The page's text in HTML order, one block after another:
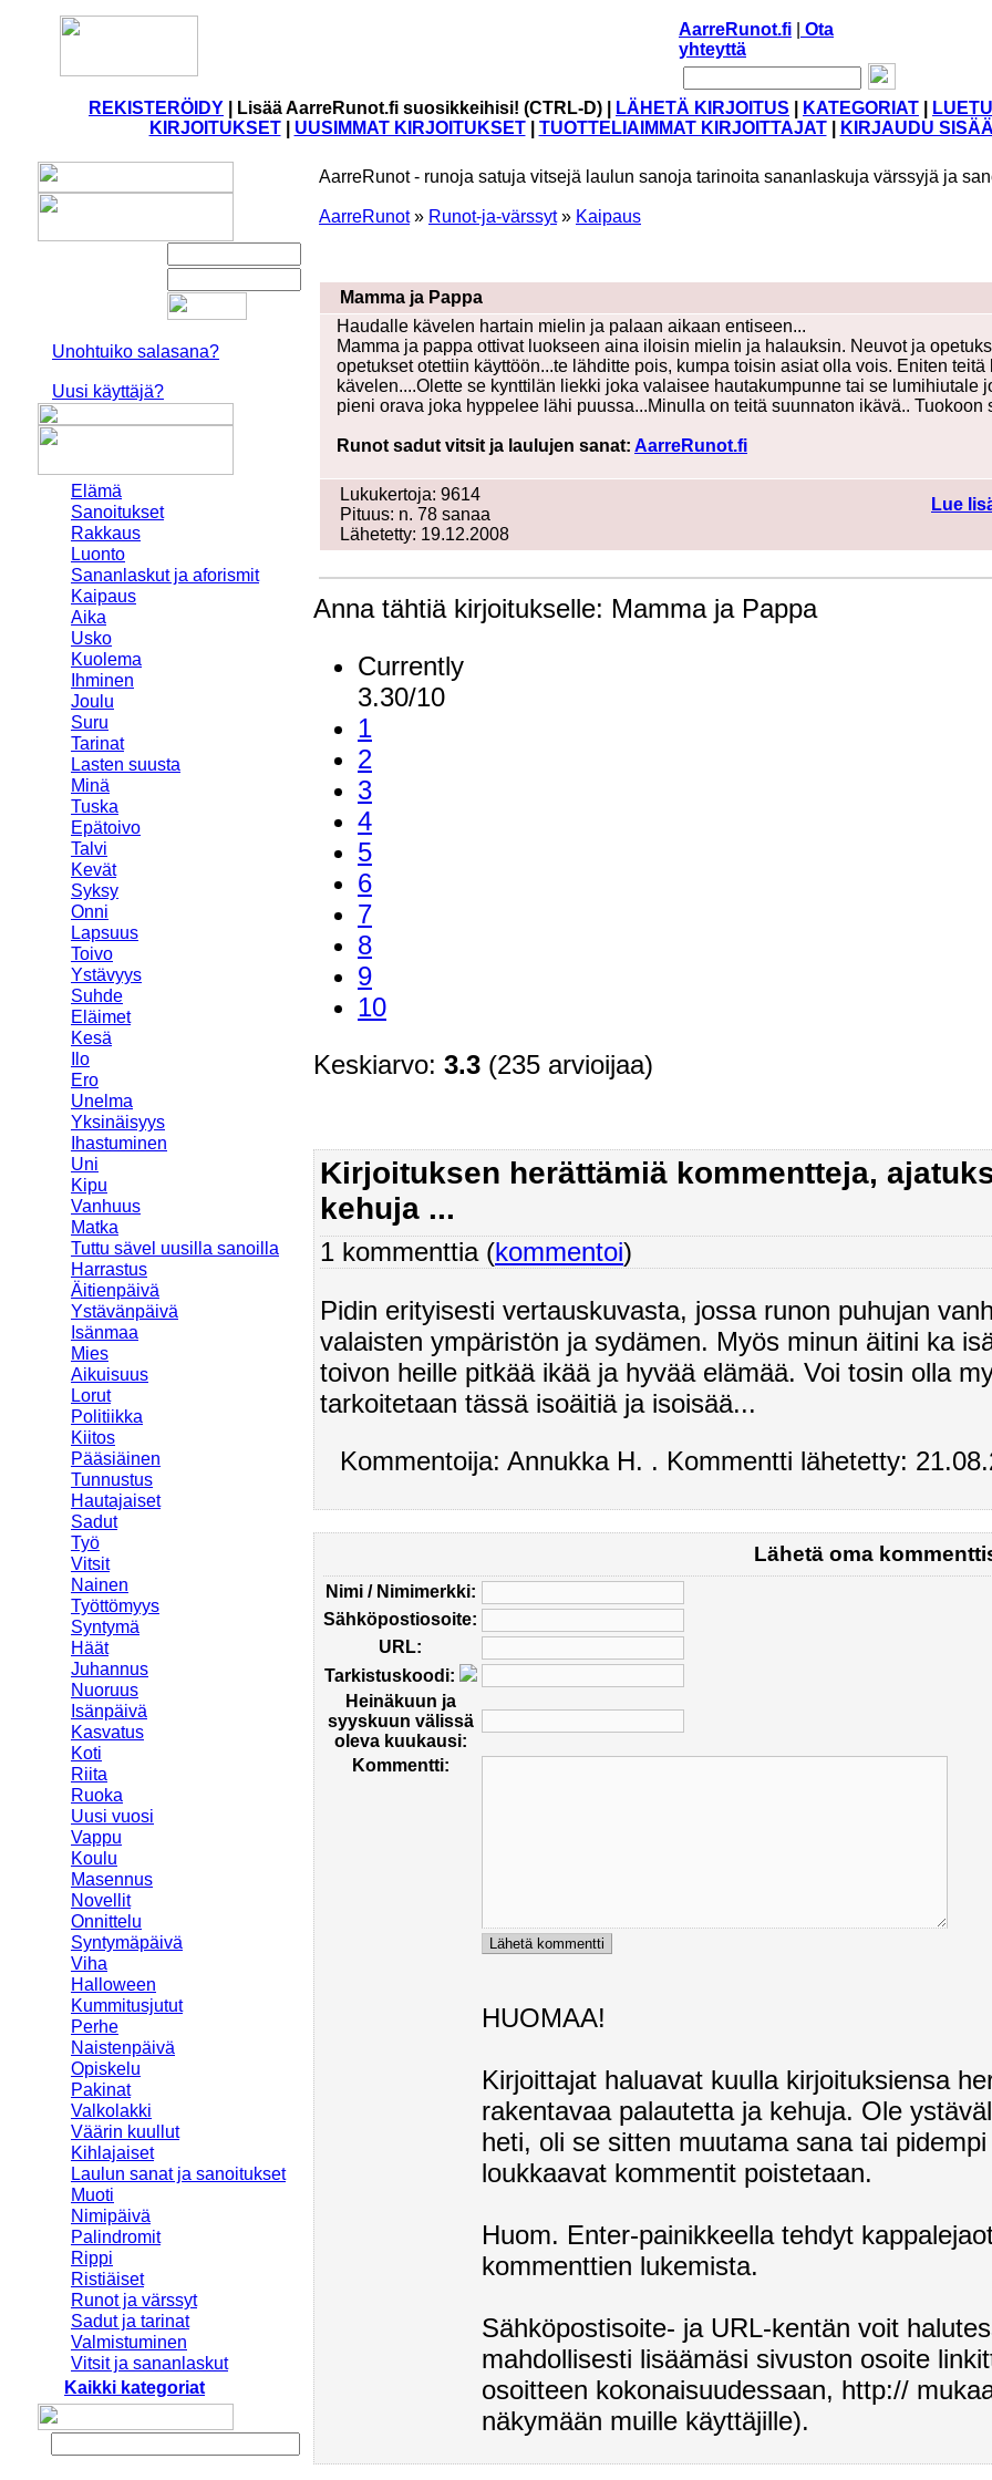
AarreRunot.fi
Ota
yhteyttä
REKISTERÖIDY Lisää AarreRunot.fi suosikkeihisi! (CTRL-D) | LÄHETÄ KIRJOITUS KATEGORIAT
KIRJOITUKSET| UUSIMMAT KIRJOITUKSET| TUOTTELIAIMMAT KIRJOITTAJAT| KIRJAUDU
Unohtuiko salasana?
Uusi käyttäjä?
Elämä
Sanoitukset
Rakkaus
Luonto
Sananlaskut ja aforismit
Kaipaus
Aika
Usko
Kuolema
Ihminen
Joulu
Suru
Tarinat
Lasten suusta
Minä
Tuska
Epätoivo
Talvi
Kevät
Syksy
Onni
Lapsuus
Toivo
Ystävyys
Suhde
Eläimet
Kesä
Ilo
Ero
Unelma
Yksinäisyys
Ihastuminen
Uni
Kipu
Vanhuus
Matka
Tuttu sävel uusilla sanoilla
Harrastus
Äitienpäivä
Ystävänpäivä
Isänmaa
Mies
Aikuisuus
Lorut
Politiikka
Kiitos
Pääsiäinen
Tunnustus
Hautajaiset
Sadut
Työ
Vitsit
Nainen
Työttömyys
Syntymä
Häät
Juhannus
Nuoruus
Isänpäivä
Kasvatus
Koti
Riita
Ruoka
Uusi vuosi
Vappu
Koulu
Masennus
Novellit
Onnittelu
Syntymäpäivä
Viha
Halloween
Kummitusjutut
Perhe
Naistenpäivä
Opiskelu
Pakinat
Valkolakki
Väärin kuullut
Kihlajaiset
Laulun sanat ja sanoitukset
Muoti
Nimipäivä
Palindromit
Rippi
Ristiäiset
Runot ja värssyt
Sadut ja tarinat
Valmistuminen
Vitsit ja sananlaskut
Kaikki kategoriat
AarreRunot - runoja satuja vitsejä laulun sanoja tarinoita sananlaskuja värssyjä ja
AarreRunot» Runot-ja-värssyt» Kaipaus
Mamma ja Pappa
Haudalle kävelen hartain mielin ja palaan aikaan entiseen...
Mamma ja pappa ottivat luokseen aina iloisin mielin ja halauksin. Neuvot ja
opetukset otettiin käyttöön...te lähditte pois, kumpa toisin asiat olla vois. Eniten
kävelen....Olette se kynttilän liekki joka valaisee hautakumpunne tai se
pieni orava joka hyppelee lähi puussa...Minulla on teitä suunnaton ikävä..
Runot sadut vitsit ja laulujen sanat: AarreRunot.fi
Lukukertoja: 9614
Pituus: n. 78 sanaa
Lähetetty: 19.12.2008
Lue
Anna tähtiä kirjoitukselle: Mamma ja Pappa
Currently
3.30/10
1
2
3
4
5
6
7
8
9
10
Keskiarvo: 3.3 (235 arvioijaa)
Kirjoituksen herättämiä kommentteja,
kehuja ...
1 kommenttia (kommentoi)
Pidin erityisesti vertauskuvasta, jossa runon puhujan
valaisten ympäristön ja sydämen. Myös minun äitini ka
toivon heille pitkää ikää ja hyvää elämää. Voi tosin olla
tarkoitetaan tässä isoäitiä ja isoisää...
Kommentoija: Annukka H. . Kommentti lähetetty:
Lähetä oma
Nimi / Nimimerkki:
Sähköpostiosoite:
URL:
Tarkistuskoodi:
Heinäkuun ja
syyskuun välissä
oleva kuukausi:
Kommentti:
HUOMAA!
Kirjoittajat haluavat kuulla kirjoituksiensa
rakentavaa palautetta ja kehuja. Ole
heti, oli se sitten muutama sana tai
loukkaavat kommentit poistetaan.
Huom. Enter-painikkeella tehdyt
kommenttien lukemista.
Sähköpostisoite- ja URL-kentän voit
mahdollisesti lisäämäsi sivuston osoite
osoitteen kokonaisuudessaan, http://
näkymään muille käyttäjille).